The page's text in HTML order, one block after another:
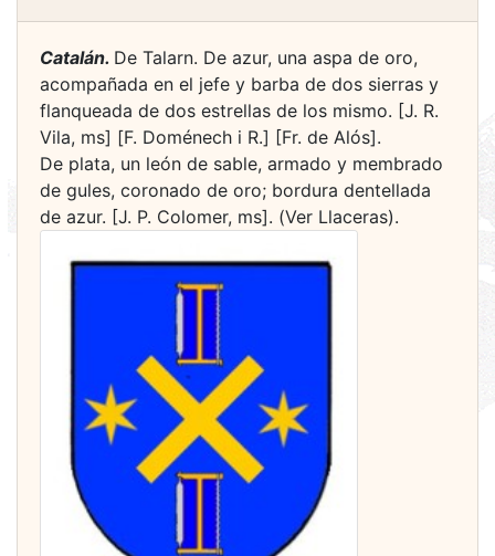
Catalán. De Talarn. De azur, una aspa de oro,
acompañada en el jefe y barba de dos sierras y
flanqueada de dos estrellas de los mismo. [J. R.
Vila, ms] [F. Doménech i R.] [Fr. de Alós].
De plata, un león de sable, armado y membrado
de gules, coronado de oro; bordura dentellada
de azur. [J. P. Colomer, ms]. (Ver Llaceras).